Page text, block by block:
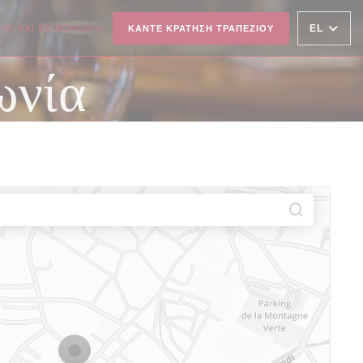
ΚΑΙ ΕΠΙΚΟΙΝΩΝΊΑ ΚΆΝΤΕ ΚΡΆΤΗΣΗ ΤΡΑΠΕΖΙΟΎ EL